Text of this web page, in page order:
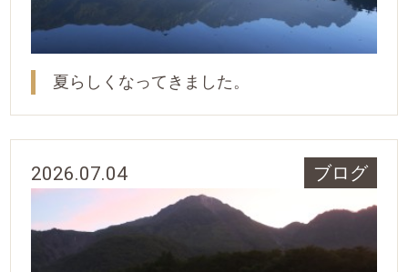
夏らしくなってきました。
2026.07.04 ブログ